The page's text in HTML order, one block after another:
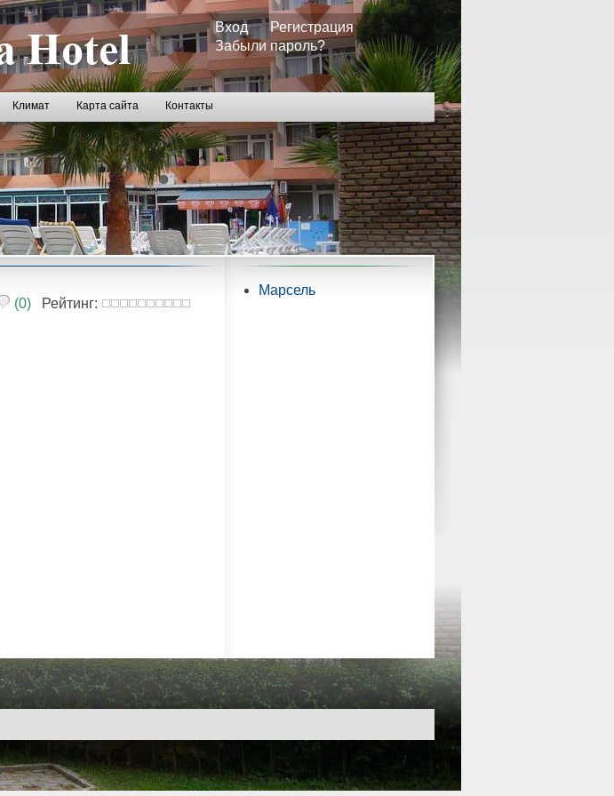
Вход
Регистрация
Забыли пароль?
Климат Карта сайта Контакты
(0) Рейтинг:
Марсель